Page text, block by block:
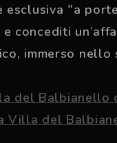
"a
concediti
immerso